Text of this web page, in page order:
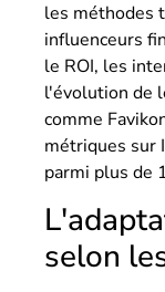
les méthodes
influenceurs
le ROI, les
l'évolution de
comme
métriques sur
parmi plus de
selon